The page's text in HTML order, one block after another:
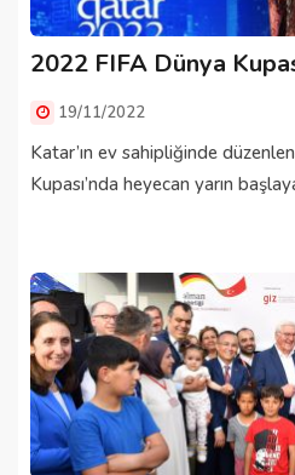
2022 FIFA Dünya
19/11/2022
Katar’ın ev sahipliğinde
Kupası’nda heyecan yarın